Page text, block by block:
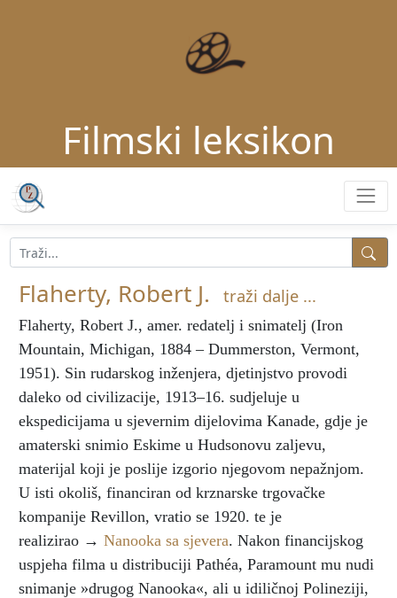
Filmski leksikon
Flaherty, Robert J. traži dalje ...
Flaherty, Robert J., amer. redatelj i snimatelj (Iron
Mountain, Michigan, 1884 – Dummerston, Vermont,
1951). Sin rudarskog inženjera, djetinjstvo provodi
daleko od civilizacije, 1913–16. sudjeluje u
ekspedicijama u sjevernim dijelovima Kanade, gdje je
amaterski snimio Eskime u Hudsonovu zaljevu,
materijal koji je poslije izgorio njegovom nepažnjom.
U isti okoliš, financiran od krznarske trgovačke
kompanije Revillon, vratio se 1920. te je
realizirao → Nanooka sa sjevera. Nakon financijskog
uspjeha filma u distribuciji Pathéa, Paramount mu nudi
snimanje »drugog Nanooka«, ali u idiličnoj Polineziji,